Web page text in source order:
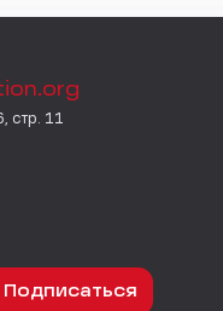
стр. 11
Подписаться